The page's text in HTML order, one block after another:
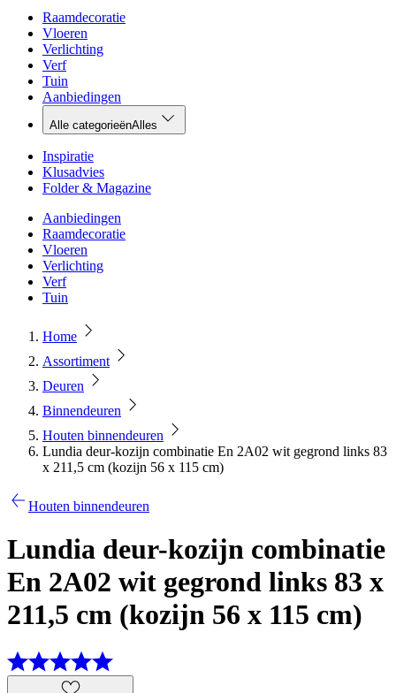
Raamdecoratie
Vloeren
Verlichting
Verf
Tuin
Aanbiedingen
Alle categorieënAlles
Inspiratie
Klusadvies
Folder & Magazine
Aanbiedingen
Raamdecoratie
Vloeren
Verlichting
Verf
Tuin
Home
Assortiment
Deuren
Binnendeuren
Houten binnendeuren
Lundia deur-kozijn combinatie En 2A02 wit gegrond links 83
x 211,5 cm (kozijn 56 x 115 cm)
Houten binnendeuren
Lundia deur-kozijn combinatie
En 2A02 wit gegrond links 83 x
211,5 cm (kozijn 56 x 115 cm)